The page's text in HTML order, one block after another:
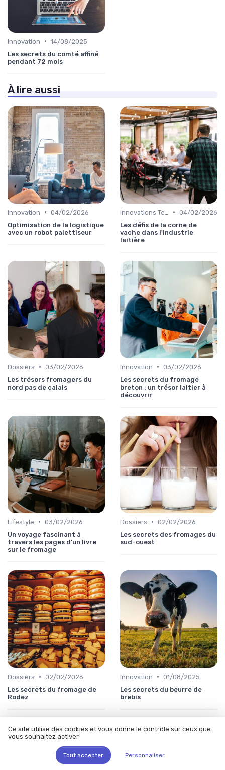
Innovation • 14/08/2025
Les secrets du comté affiné
pendant 72 mois
À lire aussi
Innovation • 04/02/2026
Optimisation de la logistique
avec un robot palettiseur
• 04/02/2026
Les défis de la corne de
vache dans l'industrie
laitière
Dossiers • 03/02/2026
Les trésors fromagers du
nord pas de calais
Innovation • 03/02/2026
Les secrets du fromage
breton : un trésor laitier à
découvrir
Lifestyle • 03/02/2026
Un voyage fascinant à
travers les pages d'un livre
sur le fromage
Dossiers • 02/02/2026
Les secrets des fromages du
sud-ouest
Dossiers • 02/02/2026
Les secrets du fromage de
Rodez
Innovation • 01/08/2025
Les secrets du beurre de
brebis
Ce site utilise des cookies et vous donne le contrôle sur ceux que
vous souhaitez activer
Tout accepter Personnaliser